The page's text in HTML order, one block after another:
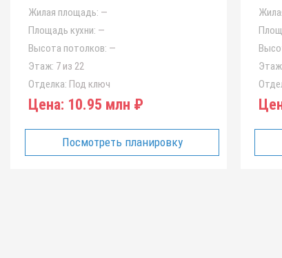
Жилая площадь: —
Площадь кухни: —
Высота потолков: —
Этаж: 7 из 22
Отделка: Под ключ
Цена: 10.95 млн ₽
Посмотреть планировку